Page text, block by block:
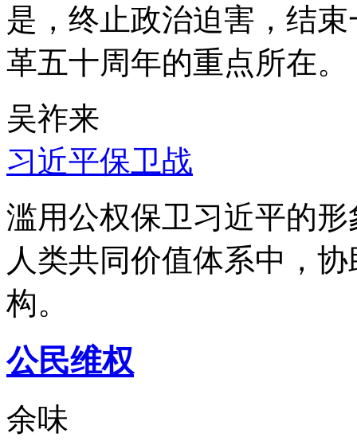
是，终止政治迫害，结
革五十周年的重点所在。
吴祚来
习近平保卫战
滥用公权保卫习近平的
人类共同价值体系中，
构。
公民维权
余味